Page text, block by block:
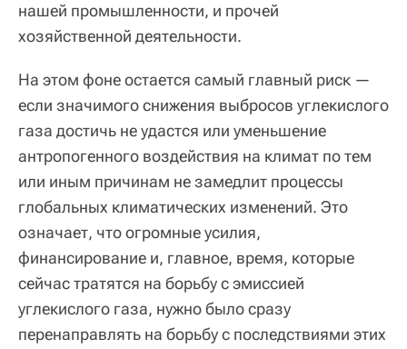
нашей промышленности, и прочей
хозяйственной деятельности.
На этом фоне остается самый главный риск —
если значимого снижения выбросов углекислого
газа достичь не удастся или уменьшение
антропогенного воздействия на климат по тем
или иным причинам не замедлит процессы
глобальных климатических изменений. Это
означает, что огромные усилия,
финансирование и, главное, время, которые
сейчас тратятся на борьбу с эмиссией
углекислого газа, нужно было сразу
перенаправлять на борьбу с последствиями этих